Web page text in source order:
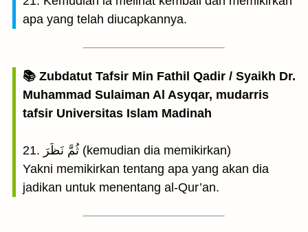
apa yang telah diucapkannya.
📚 Zubdatut Tafsir Min Fathil Qadir / Syaikh Dr.
Muhammad Sulaiman Al Asyqar, mudarris
tafsir Universitas Islam Madinah
21. ثُمَّ نَظَرَ (kemudian dia memikirkan)
Yakni memikirkan tentang apa yang akan dia
jadikan untuk menentang al-Qur’an.